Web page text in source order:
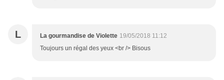
L La gourmandise de Violette 19/05/2018 11:12
Toujours un régal des yeux <br /> Bisous